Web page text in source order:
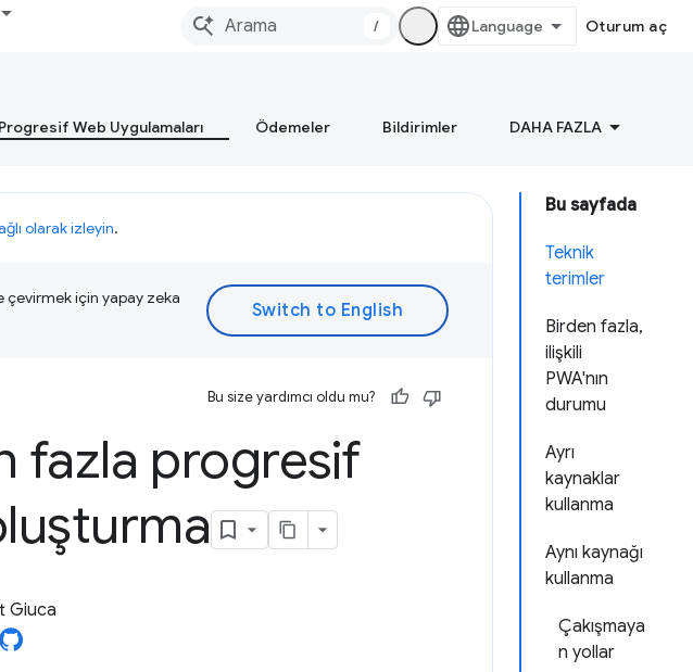
/ Oturum aç
Progresif Web Uygulamaları Ödemeler Bildirimler DAHA FAZLA
Bu sayfada
Teknik
terimler
Birden fazla,
ilişkili
PWA'nın
durumu
Ayrı
kaynaklar
kullanma
Aynı kaynağı
kullanma
Çakışmaya
n yollar
olarak izleyin.
için yapay zeka
Bu size yardımcı oldu mu?
fazla progresif
Giuca